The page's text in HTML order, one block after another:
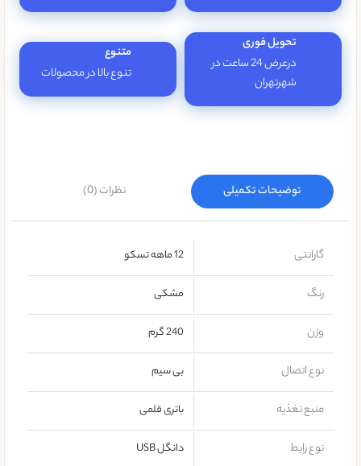
تحویل فوری
درعرض 24 ساعت در
شهرتهران
متنوع
تنوع بالا در محصولات
توضیحات تکمیلی نظرات (0)
گارانتی 12 ماهه تسکو
رنگ مشکی
وزن 240 گرم
نوع اتصال بی سیم
منبع تغذیه باتری قلمی
نوع رابط دانگل USB